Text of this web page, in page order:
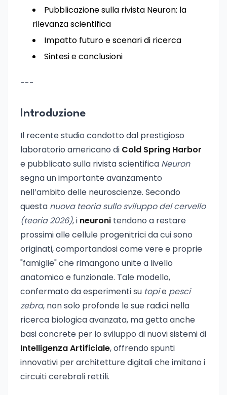
Pubblicazione sulla rivista Neuron: la
rilevanza scientifica
Impatto futuro e scenari di ricerca
Sintesi e conclusioni
---
Introduzione
Il recente studio condotto dal prestigioso
laboratorio americano di Cold Spring Harbor
e pubblicato sulla rivista scientifica Neuron
segna un importante avanzamento
nell’ambito delle neuroscienze. Secondo
questa nuova teoria sullo sviluppo del cervello
(teoria 2026), i neuroni tendono a restare
prossimi alle cellule progenitrici da cui sono
originati, comportandosi come vere e proprie
"famiglie" che rimangono unite a livello
anatomico e funzionale. Tale modello,
confermato da esperimenti su topie pesci
zebra, non solo profonde le sue radici nella
ricerca biologica avanzata, ma getta anche
basi concrete per lo sviluppo di nuovi sistemi di
Intelligenza Artificiale, offrendo spunti
innovativi per architetture digitali che imitano i
circuiti cerebrali rettili.